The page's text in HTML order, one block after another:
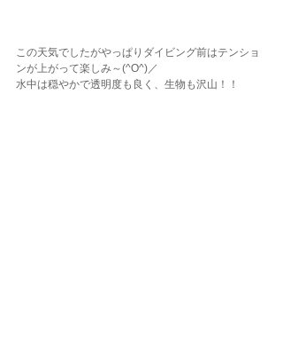
この天気でしたがやっぱりダイビング前はテンショ
ンが上がって楽しみ～(^O^)／
水中は穏やかで透明度も良く、生物も沢山！！